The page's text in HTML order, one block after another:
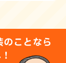
ことなら